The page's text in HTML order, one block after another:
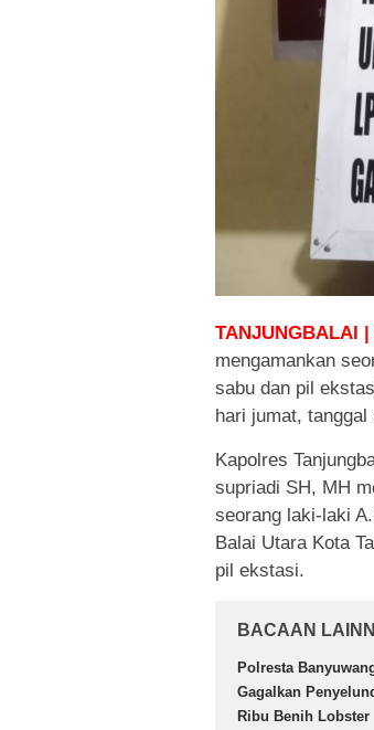
TANJUNGBALAI
mengamankan
sabu dan pil
hari jumat,
Kapolres
supriadi SH, MH
seorang laki-laki
Balai Utara Kota
pil ekstasi.
BACAAN
Polresta
Gagalkan
Ribu Benih Lobster